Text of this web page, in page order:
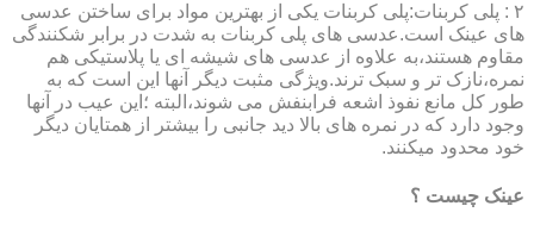
۲ : پلی کربنات:پلی کربنات یکی از بهترین مواد برای ساختن عدسی
های عینک است.عدسی های پلی کربنات به شدت در برابر شکنندگی
مقاوم هستند،به علاوه از عدسی های شیشه ای یا پلاستیکی هم
نمره،نازک تر و سبک ترند.ویژگی مثبت دیگر آنها این است که به
طور کل مانع نفوذ اشعه فرابنفش می شوند،البته ؛این عیب در آنها
وجود دارد که در نمره های بالا دید جانبی را بیشتر از همتایان دیگر
خود محدود میکنند.
عینک چیست ؟